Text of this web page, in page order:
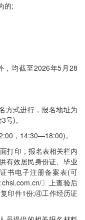
的;
均截至2026年5月28
方式进行，报名地址为
号)。
，14:30—18:00)。
打印，报名表相关栏内
有效居民身份证、毕业
书电子注册备案表(可
〕上查验后
印件1份;④工作经历证